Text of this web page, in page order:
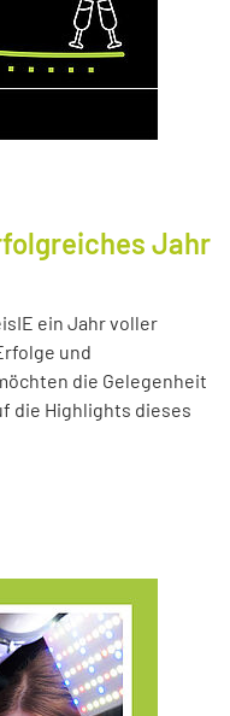
Jahr
ein Jahr voller
und
die Gelegenheit
die Highlights dieses